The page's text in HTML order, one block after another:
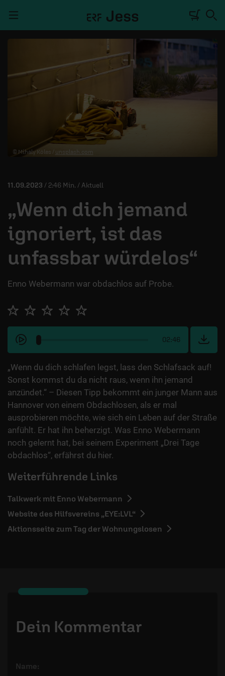
TALKWERK
DEINE APP
MITMACHEN
ÜBER UNS
© Mihály Köles / unsplash.com
11.09.2023 / 2:46 Min. / Aktuell
„Wenn dich jemand
ignoriert, ist das
unfassbar würdelos“
Enno Webermann war obdachlos auf Probe.
02:46
„Wenn du dich schlafen legst, lass den Schlafsack auf!
Sonst kommst du da nicht raus, wenn ihn jemand
anzündet.“ – Diesen Tipp bekommt ein junger Mann aus
Hannover von einem Obdachlosen, als er mal
ausprobieren möchte, wie sich ein Leben auf der Straße
anfühlt. Er hat ihn beherzigt. Was Enno Webermann
noch gelernt hat, bei seinem Experiment „Drei Tage
obdachlos“, erfährst du hier.
Weiterführende Links
Talkwerk mit Enno Webermann
Website des Hilfsvereins „EYE:LVL“
Aktionsseite zum Tag der Wohnungslosen
Dein Kommentar
Name: